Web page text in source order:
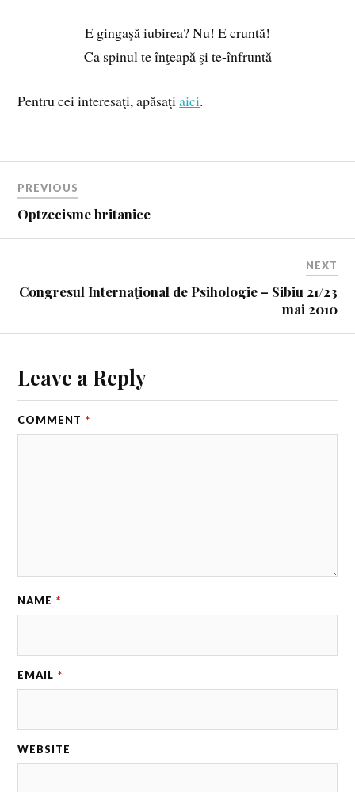
E gingaşă iubirea? Nu! E cruntă!
Ca spinul te înţeapă şi te-înfruntă
Pentru cei interesaţi, apăsaţiaici.
PREVIOUS
Optzecisme britanice
NEXT
Congresul Internaţional de Psihologie – Sibiu 21/23
mai 2010
Leave a Reply
COMMENT *
NAME *
EMAIL *
WEBSITE